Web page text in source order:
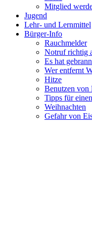
Mitglied
Jugend
Lehr- und Lernmittel
Bürger-Info
Rauchmelder
Notruf richtig
Es hat
Wer entfernt
Hitze
Benutzen von
Tipps für
Weihnachten
Gefahr von